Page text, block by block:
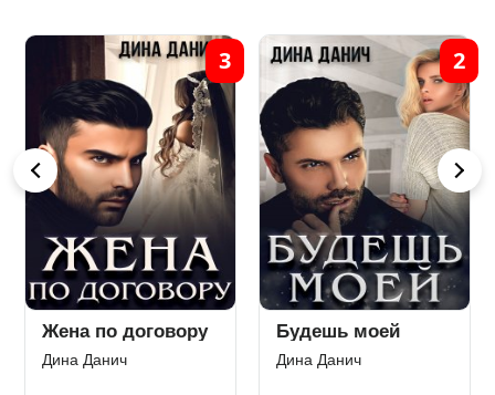
Жена по договору
Дина Данич
3
Будешь моей
Дина Данич
2